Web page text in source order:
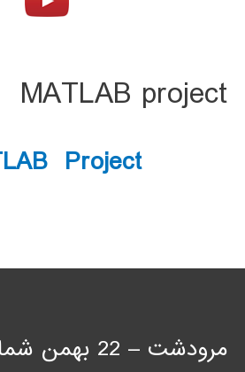
MATLAB project
Project
مرودشت – 22 بهمن شمالی